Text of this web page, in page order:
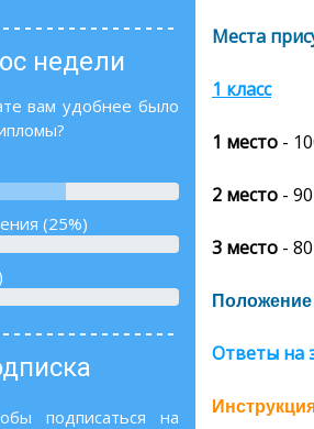
недели
вам удобнее было
(25%)
подписаться на
Места
1 класс
1 место -
2 место -
3 место -
Ответы на